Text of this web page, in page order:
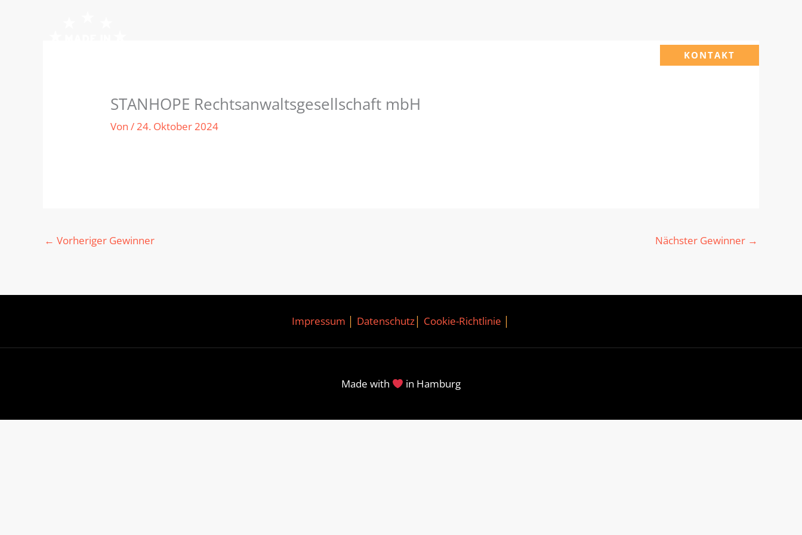
KONTAKT
STANHOPE Rechtsanwaltsgesellschaft mbH
Von/24. Oktober 2024
← Vorheriger Gewinner Nächster Gewinner →
Impressum Datenschutz Cookie-Richtlinie
Made with in Hamburg